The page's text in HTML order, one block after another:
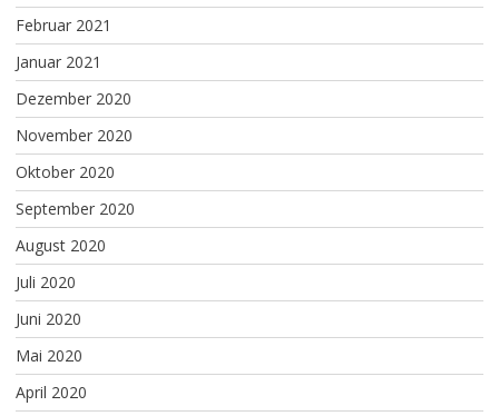
Februar 2021
Januar 2021
Dezember 2020
November 2020
Oktober 2020
September 2020
August 2020
Juli 2020
Juni 2020
Mai 2020
April 2020